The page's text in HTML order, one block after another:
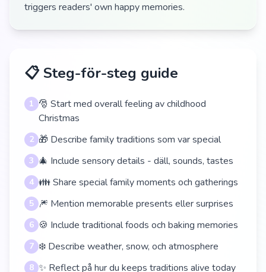
triggers readers' own happy memories.
📋 Steg-för-steg guide
1 🎅 Start med overall feeling av childhood
Christmas
2 🎁 Describe family traditions som var special
3 🎄 Include sensory details - däll, sounds, tastes
4 👪 Share special family moments och gatherings
5 🎆 Mention memorable presents eller surprises
6 🍪 Include traditional foods och baking memories
7 ❄️ Describe weather, snow, och atmosphere
8 ✨ Reflect på hur du keeps traditions alive today